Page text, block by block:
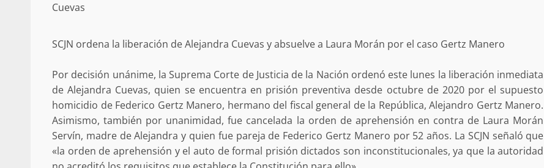
Cuevas
SCJN ordena la liberación de Alejandra Cuevas y absuelve a Laura Morán por el caso Gertz Manero
Por decisión unánime, la Suprema Corte de Justicia de la Nación ordenó este lunes la liberación inmediata
de Alejandra Cuevas, quien se encuentra en prisión preventiva desde octubre de 2020 por el supuesto
homicidio de Federico Gertz Manero, hermano del fiscal general de la República, Alejandro Gertz Manero.
Asimismo, también por unanimidad, fue cancelada la orden de aprehensión en contra de Laura Morán
Servín, madre de Alejandra y quien fue pareja de Federico Gertz Manero por 52 años. La SCJN señaló que
«la orden de aprehensión y el auto de formal prisión dictados son inconstitucionales, ya que la autoridad